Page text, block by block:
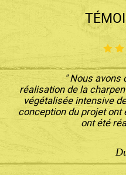
" Nous avons
réalisation de la
végétalisée intensive
conception du projet ont
ont été